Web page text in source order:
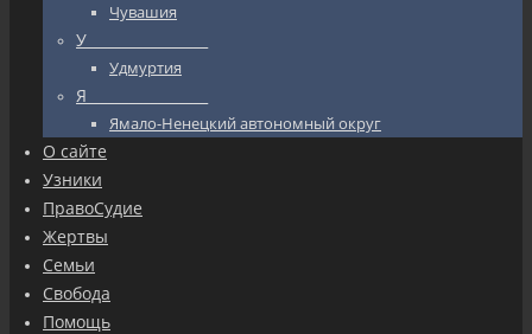
Чувашия
У_________________
Удмуртия
Я_________________
Ямало-Ненецкий автономный округ
О сайте
Узники
ПравоСудие
Жертвы
Семьи
Свобода
Помощь